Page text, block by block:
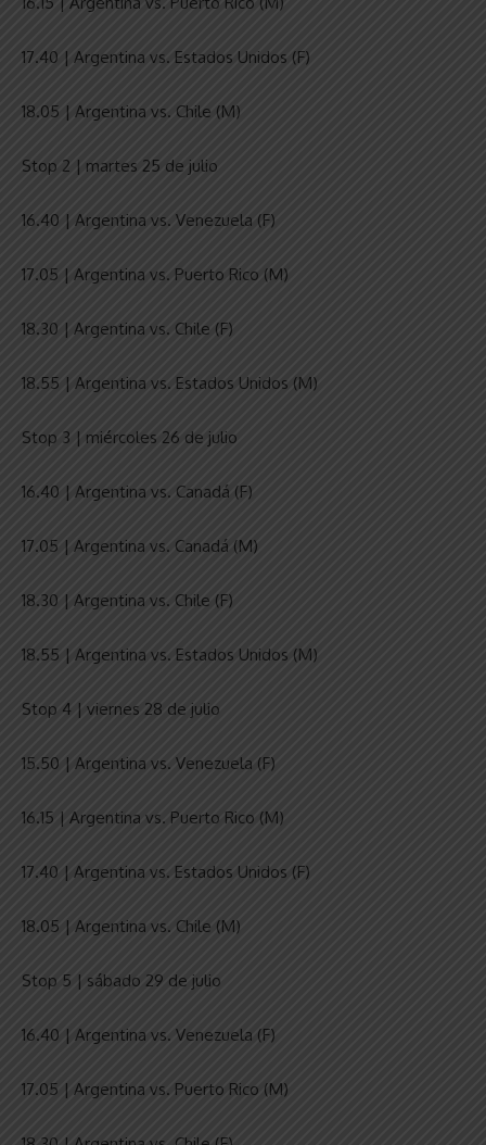
17.40 | Argentina vs. Estados Unidos (F)
18.05 | Argentina vs. Chile (M)
Stop 2 | martes 25 de julio
16.40 | Argentina vs. Venezuela (F)
17.05 | Argentina vs. Puerto Rico (M)
18.30 | Argentina vs. Chile (F)
18.55 | Argentina vs. Estados Unidos (M)
Stop 3 | miércoles 26 de julio
16.40 | Argentina vs. Canadá (F)
17.05 | Argentina vs. Canadá (M)
18.30 | Argentina vs. Chile (F)
18.55 | Argentina vs. Estados Unidos (M)
Stop 4 | viernes 28 de julio
15.50 | Argentina vs. Venezuela (F)
16.15 | Argentina vs. Puerto Rico (M)
17.40 | Argentina vs. Estados Unidos (F)
18.05 | Argentina vs. Chile (M)
Stop 5 | sábado 29 de julio
16.40 | Argentina vs. Venezuela (F)
17.05 | Argentina vs. Puerto Rico (M)